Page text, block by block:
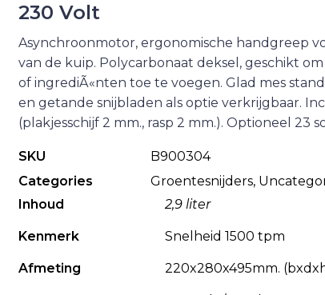
230 Volt
Asynchroonmotor, ergonomische handgreep
van de kuip. Polycarbonaat deksel, geschikt
of ingrediÃ«nten toe te voegen. Glad mes
en getande snijbladen als optie verkrijgbaar.
(plakjesschijf 2 mm., rasp 2 mm.). Optioneel 23
SKU
B900304
Categories
Groentesnijders,
Inhoud
2,9 liter
Kenmerk Snelheid 1500 tpm
Afmeting 220x280x495mm.